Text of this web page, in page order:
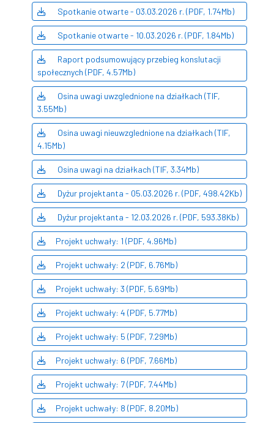
Spotkanie otwarte - 03.03.2026 r. (PDF, 1.74Mb)
Spotkanie otwarte - 10.03.2026 r. (PDF, 1.84Mb)
Raport podsumowujący przebieg konslutacji
społecznych (PDF, 4.57Mb)
Osina uwagi uwzglednione na działkach (TIF,
3.55Mb)
Osina uwagi nieuwzglednione na działkach (TIF,
4.15Mb)
Osina uwagi na działkach (TIF, 3.34Mb)
Dyżur projektanta - 05.03.2026 r. (PDF, 498.42Kb)
Dyżur projektanta - 12.03.2026 r. (PDF, 593.38Kb)
Projekt uchwały: 1 (PDF, 4.96Mb)
Projekt uchwały: 2 (PDF, 6.76Mb)
Projekt uchwały: 3 (PDF, 5.69Mb)
Projekt uchwały: 4 (PDF, 5.77Mb)
Projekt uchwały: 5 (PDF, 7.29Mb)
Projekt uchwały: 6 (PDF, 7.66Mb)
Projekt uchwały: 7 (PDF, 7.44Mb)
Projekt uchwały: 8 (PDF, 8.20Mb)